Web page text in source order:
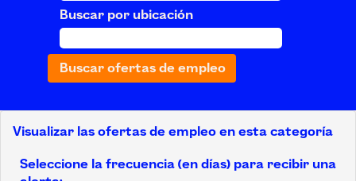
Buscar por ubicación
Visualizar las ofertas de empleo en esta categoría
Seleccione la frecuencia (en días) para recibir una